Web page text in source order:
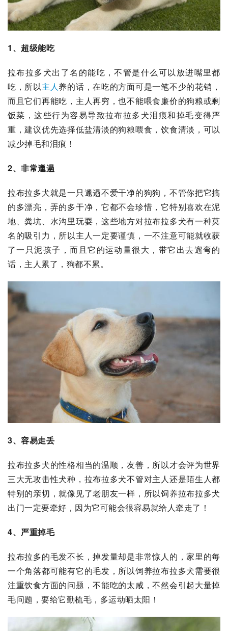
1、超级能吃
拉布拉多犬出了名的能吃，不管是什么可以放进嘴里都
吃，所以主人养的话，在吃的方面可是一笔不少的花销，
而且它们再能吃，主人再穷，也不能喂食廉价的狗粮或剩
饭菜，这些行为容易导致拉布拉多犬泪痕和掉毛变得严
重，建议优先选择低盐清淡的狗粮喂食，饮食清淡，可以
减少掉毛和泪痕！
2、非常邋遢
拉布拉多犬就是一只邋遢不爱干净的狗狗，不管你把它搞
的多漂亮，弄的多干净，它都不会珍惜，它特别喜欢在泥
地、粪坑、水沟里玩耍，这些地方对拉布拉多犬有一种莫
名的吸引力，所以主人一定要谨慎，一不注意可能就收获
了一只泥孩子，而且它的运动量很大，带它出去遛弯的
话，主人累了，狗都不累。
3、容易走丢
拉布拉多犬的性格相当的温顺，友善，所以才会评为世界
三大无攻击性犬种，拉布拉多犬不管对主人还是陌生人都
特别的亲切，就像见了老朋友一样，所以饲养拉布拉多犬
出门一定要牵好，因为它可能会很容易就给人牵走了！
4、严重掉毛
拉布拉多的毛发不长，掉发量却是非常惊人的，家里的每
一个角落都可能有它的毛发，所以饲养拉布拉多犬需要很
注重饮食方面的问题，不能吃的太咸，不然会引起大量掉
毛问题，要给它勤梳毛，多运动晒太阳！